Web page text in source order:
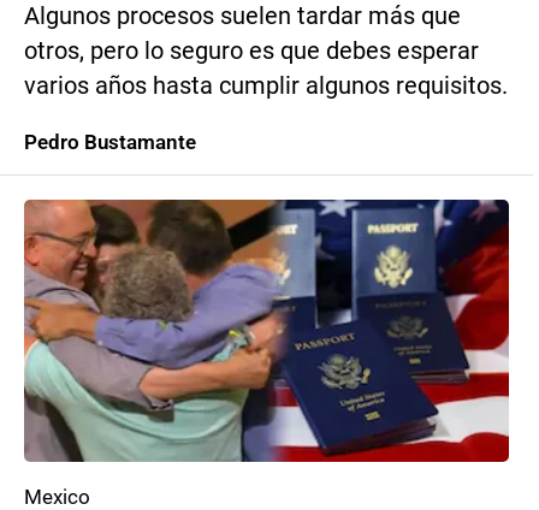
Algunos procesos suelen tardar más que
otros, pero lo seguro es que debes esperar
varios años hasta cumplir algunos requisitos.
Pedro Bustamante
Mexico